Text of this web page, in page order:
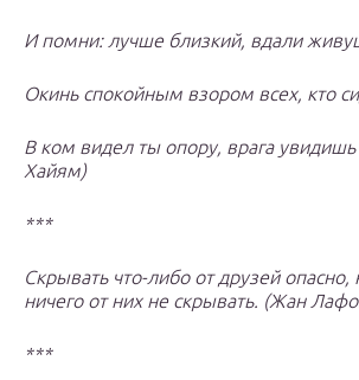
И помни: лучше близкий, вдали
Окинь спокойным взором всех, кто
В ком видел ты опору, врага
Хайям)
***
Скрывать что-либо от друзей
ничего от них не скрывать. (Жан
***